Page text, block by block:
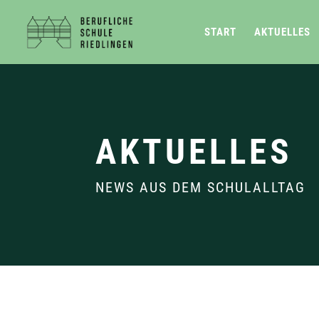
START AKTUELLES
AKTUELLES
NEWS AUS DEM SCHULALLTAG